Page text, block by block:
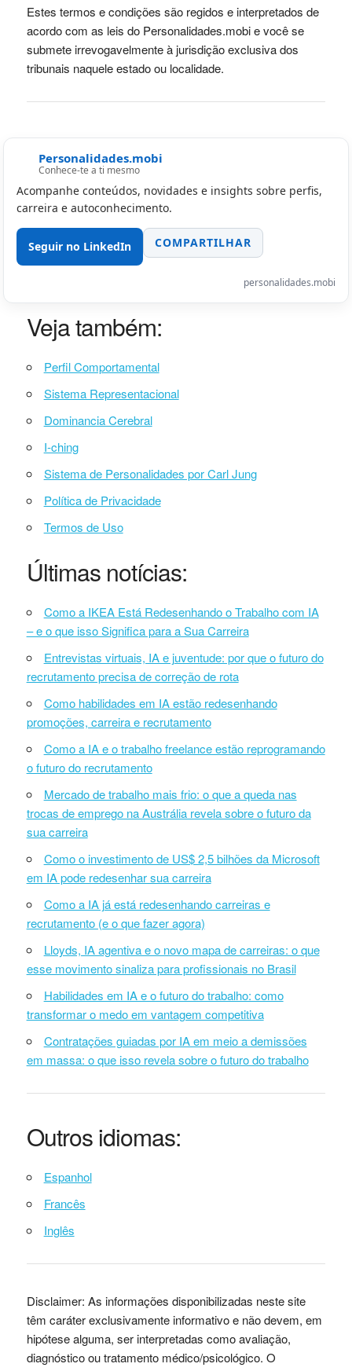
Estes termos e condições são regidos e interpretados de
acordo com as leis do Personalidades.mobi e você se
submete irrevogavelmente à jurisdição exclusiva dos
tribunais naquele estado ou localidade.
Personalidades.mobi
Conhece-te a ti mesmo
Acompanhe conteúdos, novidades e insights sobre perfis,
carreira e autoconhecimento.
Seguir no LinkedIn COMPARTILHAR
personalidades.mobi
Veja também:
Perfil Comportamental
Sistema Representacional
Dominancia Cerebral
I-ching
Sistema de Personalidades por Carl Jung
Política de Privacidade
Termos de Uso
Últimas notícias:
Como a IKEA Está Redesenhando o Trabalho com IA
– e o que isso Significa para a Sua Carreira
Entrevistas virtuais, IA e juventude: por que o futuro do
recrutamento precisa de correção de rota
Como habilidades em IA estão redesenhando
promoções, carreira e recrutamento
Como a IA e o trabalho freelance estão reprogramando
o futuro do recrutamento
Mercado de trabalho mais frio: o que a queda nas
trocas de emprego na Austrália revela sobre o futuro da
sua carreira
Como o investimento de US$ 2,5 bilhões da Microsoft
em IA pode redesenhar sua carreira
Como a IA já está redesenhando carreiras e
recrutamento (e o que fazer agora)
Lloyds, IA agentiva e o novo mapa de carreiras: o que
esse movimento sinaliza para profissionais no Brasil
Habilidades em IA e o futuro do trabalho: como
transformar o medo em vantagem competitiva
Contratações guiadas por IA em meio a demissões
em massa: o que isso revela sobre o futuro do trabalho
Outros idiomas:
Espanhol
Francês
Inglês
Disclaimer: As informações disponibilizadas neste site
têm caráter exclusivamente informativo e não devem, em
hipótese alguma, ser interpretadas como avaliação,
diagnóstico ou tratamento médico/psicológico. O